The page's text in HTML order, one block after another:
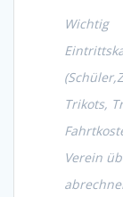
Wichtig
Trikots,
Verein